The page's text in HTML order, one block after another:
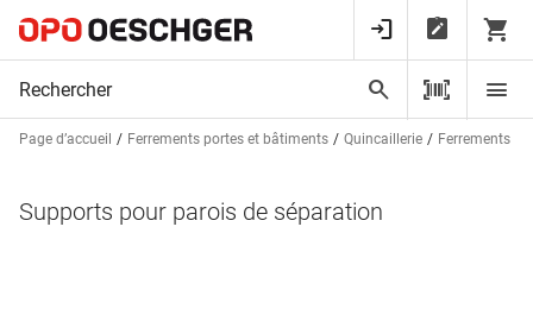
Page d’accueil Ferrements portes et bâtiments Quincaillerie Ferrements
Supports pour parois de séparation